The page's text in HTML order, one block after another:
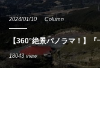
2024/01/10 Column
【360°絶景パノラマ！】
18043 view